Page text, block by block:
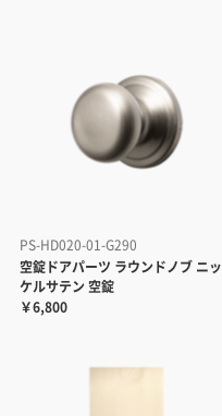
PS-HD020-01-G290
空錠ドアパーツ ラウンドノブ ニッ
ケルサテン 空錠
￥6,800